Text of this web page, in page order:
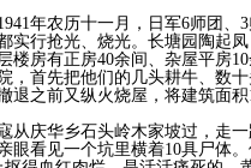
年农历十一月，日军6师团、
实行抢光、烧光。长塘园陶起
楼房有正房40余间、杂屋平房
，首先把他们的几头耕牛、数
退之前又纵火烧屋，将建筑面
从庆华乡石头岭木家坡过，走
眼看见一个坑里横着10具尸体